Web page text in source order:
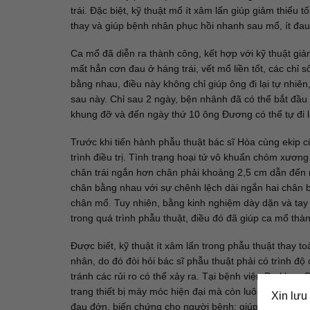
Xin lưu
trái. Đặc biệt, kỹ thuật mổ ít xâm lấn giúp giảm thiểu
thay và giúp bệnh nhân phục hồi nhanh sau mổ, ít đau
Ca mổ đã diễn ra thành công, kết hợp với kỹ thuật
mất hẳn cơn đau ở háng trái, vết mổ liền tốt, các chỉ
bằng nhau, điều này không chỉ giúp ông đi lại tự
sau này. Chỉ sau 2 ngày, bện nhânh đã có thể bắt
khung đỡ và đến ngày thứ 10 ông Đương có thể tự đi
Trước khi tiến hành phẫu thuật bác sĩ Hòa cùng ekip
trình điều trị. Tình trạng hoại tử vô khuẩn chỏm
chân trái ngắn hơn chân phải khoảng 2,5 cm dẫn
chân bằng nhau với sự chênh lệch dài ngắn hai
chân mổ. Tuy nhiên, bằng kinh nghiệm dày dặn và
trong quá trình phẫu thuật, điều đó đã giúp ca mổ
Được biết, kỹ thuật ít xâm lấn trong phẫu thuật thay
nhân, do đó đòi hỏi bác sĩ phẫu thuật phải có trình
tránh các rủi ro có thể xảy ra. Tại bệnh viện Đa khoa
trang thiết bị máy móc hiện đại mà còn luôn cập nhật
đau đớn, biến chứng cho người bệnh; giúp người